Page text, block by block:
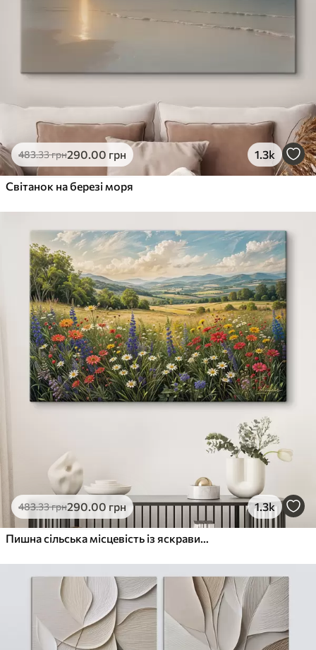
483.33грн290.00 грн 1.3k
Світанок на березі моря
483.33грн290.00 грн 1.3k
Пишна сільська місцевість із яскравим лугом диких квітів, наповненим різнокольоровими квітами під хмарним небом